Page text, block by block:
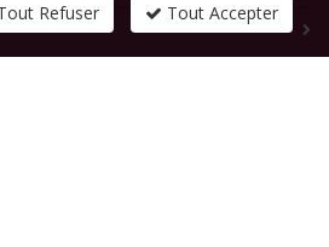
Refuser Tout Accepter